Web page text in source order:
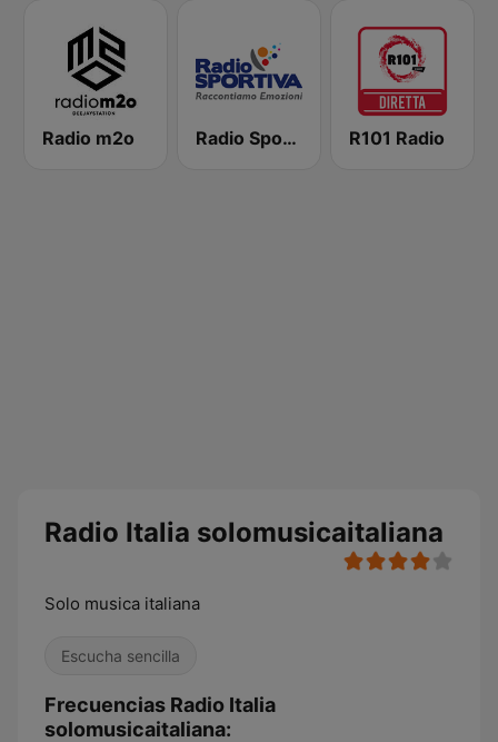
Radio m2o Radio Sportiva R101 Radio
Radio Italia solomusicaitaliana
Solo musica italiana
Escucha sencilla
Frecuencias Radio Italia
solomusicaitaliana: